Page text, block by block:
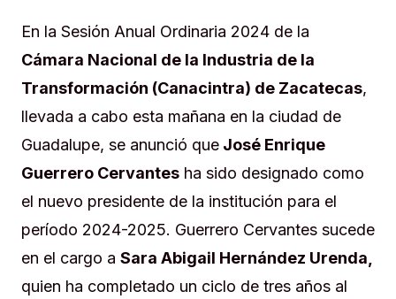
En la Sesión Anual Ordinaria 2024 de la
Cámara Nacional de la Industria de la
Transformación (Canacintra) de Zacatecas,
llevada a cabo esta mañana en la ciudad de
Guadalupe, se anunció que José Enrique
Guerrero Cervantes ha sido designado como
el nuevo presidente de la institución para el
período 2024-2025. Guerrero Cervantes sucede
en el cargo a Sara Abigail Hernández Urenda,
quien ha completado un ciclo de tres años al